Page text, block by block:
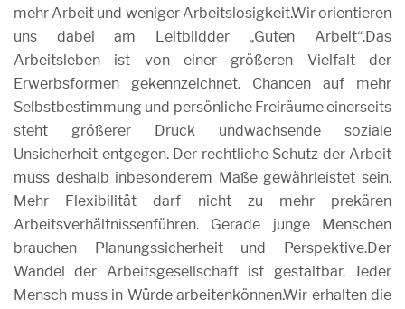
mehr Arbeit und weniger Arbeitslosigkeit.Wir orientieren
uns dabei am Leitbildder „Guten Arbeit“.Das
Arbeitsleben ist von einer größeren Vielfalt der
Erwerbsformen gekennzeichnet. Chancen auf mehr
Selbstbestimmung und persönliche Freiräume einerseits
steht größerer Druck undwachsende soziale
Unsicherheit entgegen. Der rechtliche Schutz der Arbeit
muss deshalb inbesonderem Maße gewährleistet sein.
Mehr Flexibilität darf nicht zu mehr prekären
Arbeitsverhältnissenführen. Gerade junge Menschen
brauchen Planungssicherheit und Perspektive.Der
Wandel der Arbeitsgesellschaft ist gestaltbar. Jeder
Mensch muss in Würde arbeitenkönnen.Wir erhalten die